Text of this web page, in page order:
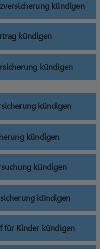
kündigen
kündigen
kündigen
kündigen
kündigen
kündigen
kündigen
für Kinder kündigen